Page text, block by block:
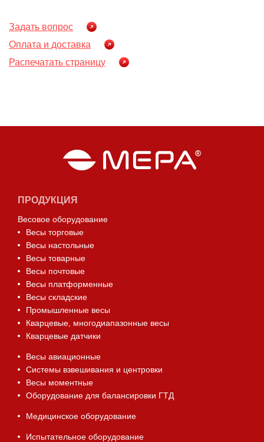
Задать вопрос
Оплата и доставка
Распечатать страницу
ПРОДУКЦИЯ
Весовое оборудование
Весы торговые
Весы настольные
Весы товарные
Весы почтовые
Весы платформенные
Весы складские
Промышленные весы
Кварцевые, многодиапазонные весы
Кварцевые датчики
Весы авиационные
Системы взвешивания и центровки
Весы моментные
Оборудование для балансировки ГТД
Медицинское оборудование
Испытательное оборудование